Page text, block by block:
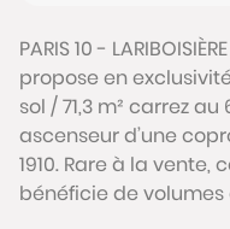
PARIS 10 -
propose en
sol / 71,3 m² carrez
ascenseur d’une
1910. Rare à la
bénéficie de